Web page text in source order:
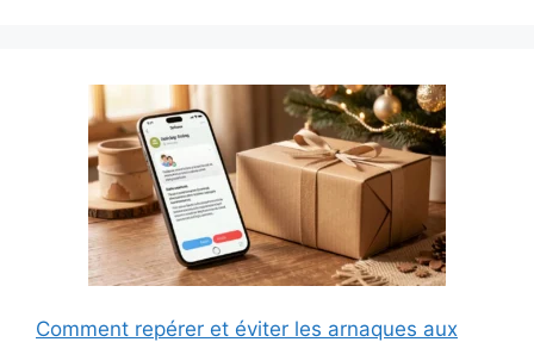
Comment repérer et éviter les arnaques aux